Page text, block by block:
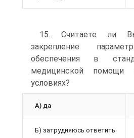
15. Считаете ли
закрепление
обеспечения в
медицинской помощи
условиях?
А) да
Б) затрудняюсь ответить